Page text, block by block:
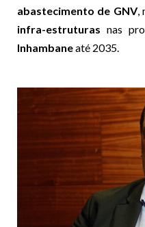
abastecimento de GNV,
infra-estruturas nas
Inhambaneaté 2035.